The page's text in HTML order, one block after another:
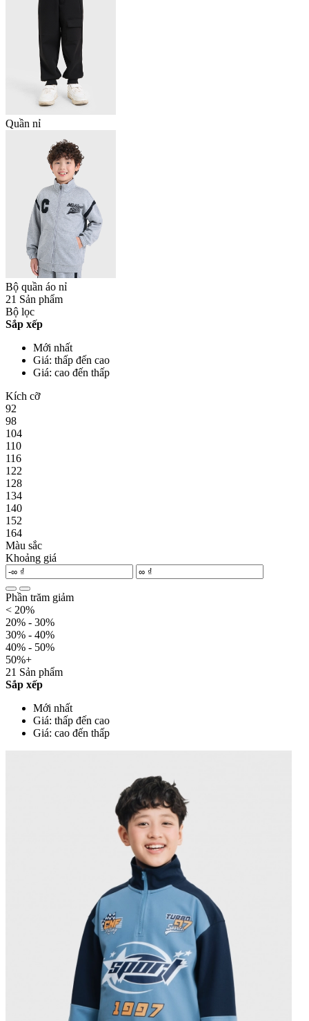
Quần nỉ
Bộ quần áo nỉ
21 Sản phẩm
Bộ lọc
Sắp xếp
Mới nhất
Giá: thấp đến cao
Giá: cao đến thấp
Kích cỡ
92
98
104
110
116
122
128
134
140
152
164
Màu sắc
Khoảng giá
Phần trăm giảm
< 20%
20% - 30%
30% - 40%
40% - 50%
50%+
21 Sản phẩm
Sắp xếp
Mới nhất
Giá: thấp đến cao
Giá: cao đến thấp